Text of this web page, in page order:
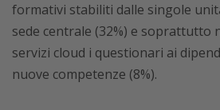
formativi stabiliti dalle singole
sede centrale (32%) e soprattutto
servizi cloud i questionari ai
nuove competenze (8%).